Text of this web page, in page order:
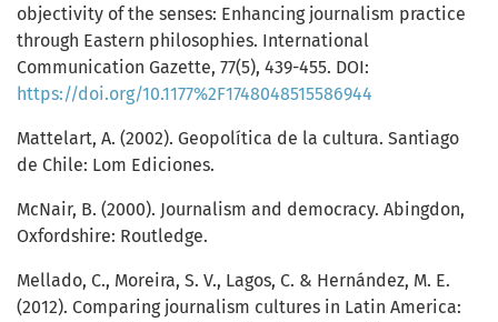
objectivity of the senses: Enhancing journalism practice
through Eastern philosophies. International
Communication Gazette, 77(5), 439-455. DOI:
https://doi.org/10.1177%2F1748048515586944
Mattelart, A. (2002). Geopolítica de la cultura. Santiago
de Chile: Lom Ediciones.
McNair, B. (2000). Journalism and democracy. Abingdon,
Oxfordshire: Routledge.
Mellado, C., Moreira, S. V., Lagos, C. & Hernández, M. E.
(2012). Comparing journalism cultures in Latin America: